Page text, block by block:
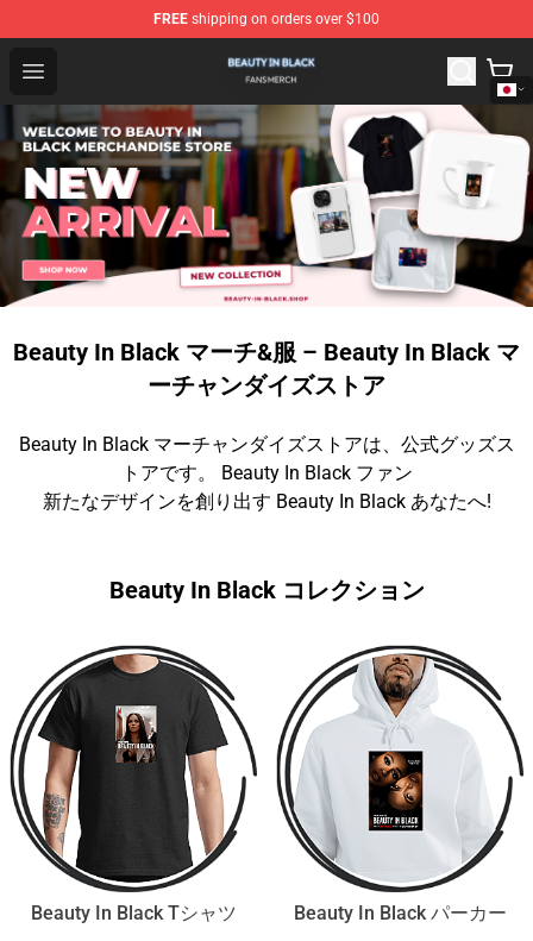
FREE shipping on orders over $100
Open menu
Beauty In Black Shop - Official Beauty In Black
Beauty In Black マーチ&服 – Beauty In Black マ
ーチャンダイズストア
Beauty In Black マーチャンダイズストアは、公式グッズス
トアです。 Beauty In Black ファン
新たなデザインを創り出す Beauty In Black あなたへ!
Beauty In Black コレクション
Beauty In Black Tシャツ Beauty In Black パーカー